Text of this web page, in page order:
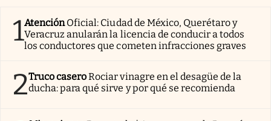
1AtenciónOficial: Ciudad de México, Querétaro y
Veracruz anularán la licencia de conducir a todos
los conductores que cometen infracciones graves
2Truco caseroRociar vinagre en el desagüe de la
ducha: para qué sirve y por qué se recomienda